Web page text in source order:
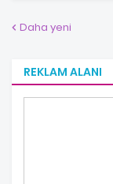
Daha yeni
REKLAM ALANI